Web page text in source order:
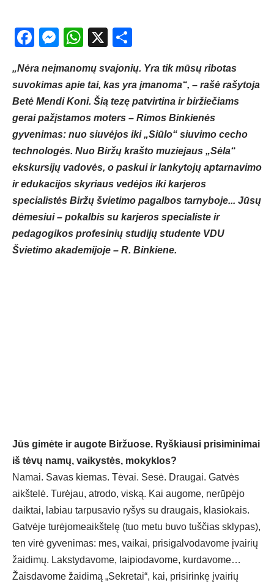
Facebook
Messenger
WhatsApp
X
„Nėra neįmanomų svajonių. Yra tik mūsų ribotas
suvokimas apie tai, kas yra įmanoma“, – rašė rašytoja
Betė Mendi Koni. Šią tezę patvirtina ir biržiečiams
gerai pažįstamos moters – Rimos Binkienės
gyvenimas: nuo siuvėjos iki „Siūlo“ siuvimo cecho
technologės. Nuo Biržų krašto muziejaus „Sėla“
ekskursijų vadovės, o paskui ir lankytojų aptarnavimo
ir edukacijos skyriaus vedėjos iki karjeros
specialistės Biržų švietimo pagalbos tarnyboje... Jūsų
dėmesiui – pokalbis su karjeros specialiste ir
pedagogikos profesinių studijų studente VDU
Švietimo akademijoje – R. Binkiene.
Jūs gimėte ir augote Biržuose. Ryškiausi prisiminimai
iš tėvų namų, vaikystės, mokyklos?
Namai. Savas kiemas. Tėvai. Sesė. Draugai. Gatvės
aikštelė. Turėjau, atrodo, viską. Kai augome, nerūpėjo
daiktai, labiau tarpusavio ryšys su draugais, klasiokais.
Gatvėje turėjomeaikštelę (tuo metu buvo tuščias sklypas),
ten virė gyvenimas: mes, vaikai, prisigalvodavome įvairių
žaidimų. Lakstydavome, laipiodavome, kurdavome…
Žaisdavome žaidimą „Sekretai“, kai, prisirinkę įvairių